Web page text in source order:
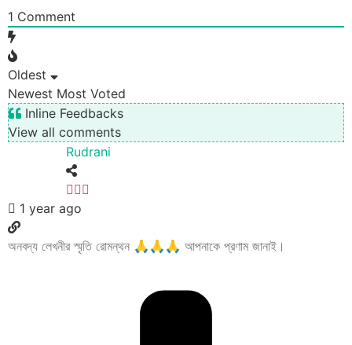
1 Comment
Oldest
Newest Most Voted
Inline Feedbacks
View all comments
Rudrani
1 year ago
অনবদ্য লেখনীর স্মৃতি রোমন্থন 🙏🙏🙏 আপনাকে প্রণাম জানাই।